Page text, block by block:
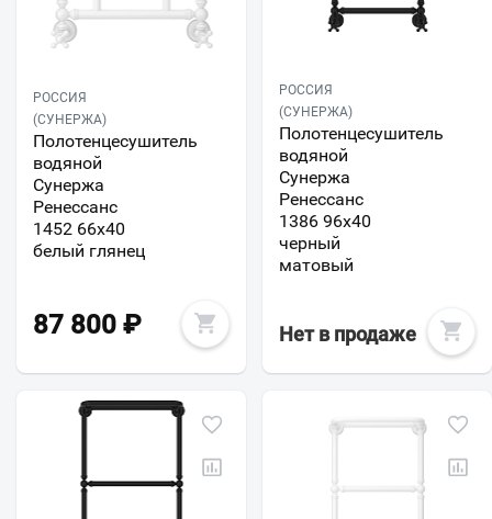
РОССИЯ
(СУНЕРЖА)
Полотенцесушитель
водяной
Сунержа
Ренессанс
1452 66x40
белый глянец
87 800 ₽
РОССИЯ
(СУНЕРЖА)
Полотенцесушитель
водяной
Сунержа
Ренессанс
1386 96x40
черный
матовый
Нет в продаже